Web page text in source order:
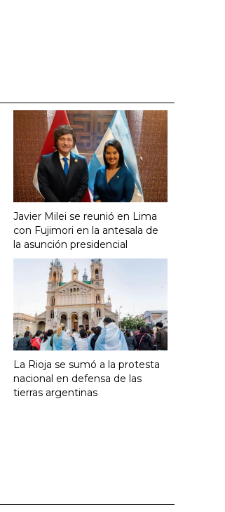
Javier Milei se reunió en Lima
con Fujimori en la antesala de
la asunción presidencial
La Rioja se sumó a la protesta
nacional en defensa de las
tierras argentinas